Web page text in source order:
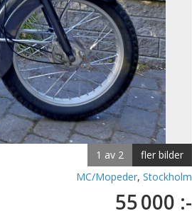
fler bilder
1 av 2
MC/Mopeder, Stockholm
55 000 :-